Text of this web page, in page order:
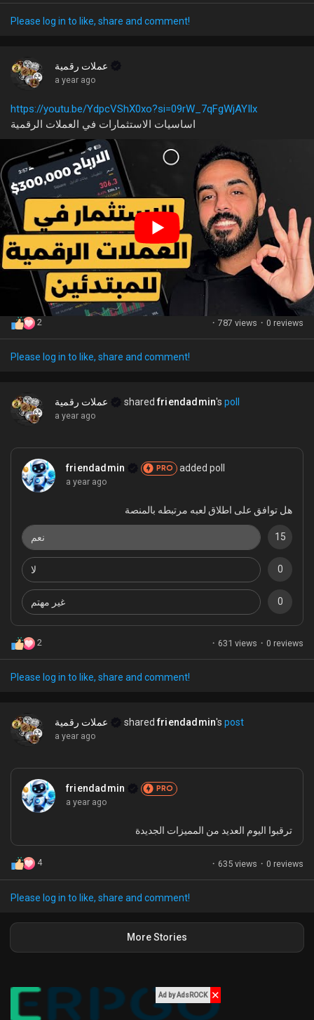
Please log in to like, share and comment!
عملات رقمية
a year ago
https://youtu.be/YdpcVShX0xo?si=09rW_7qFgWjAYIlx
اساسيات الاستثمارات في العملات الرقمية
2 · 787 views · 0 reviews
Please log in to like, share and comment!
عملات رقمية sharedfriendadmin'spoll
a year ago
friendadmin PRO added poll
a year ago
هل توافق على اطلاق لعبه مرتبطه بالمنصة
نعم 15
لا 0
غير مهتم 0
2 · 631 views · 0 reviews
Please log in to like, share and comment!
عملات رقمية sharedfriendadmin'spost
a year ago
friendadmin PRO
a year ago
ترقبوا اليوم العديد من المميزات الجديدة
4 · 635 views · 0 reviews
Please log in to like, share and comment!
More Stories
Ad by AdsROCK ✕